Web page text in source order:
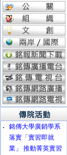
‧
銘傳大學廣銷學系
落實「實習即就
業」 推動菁英實習